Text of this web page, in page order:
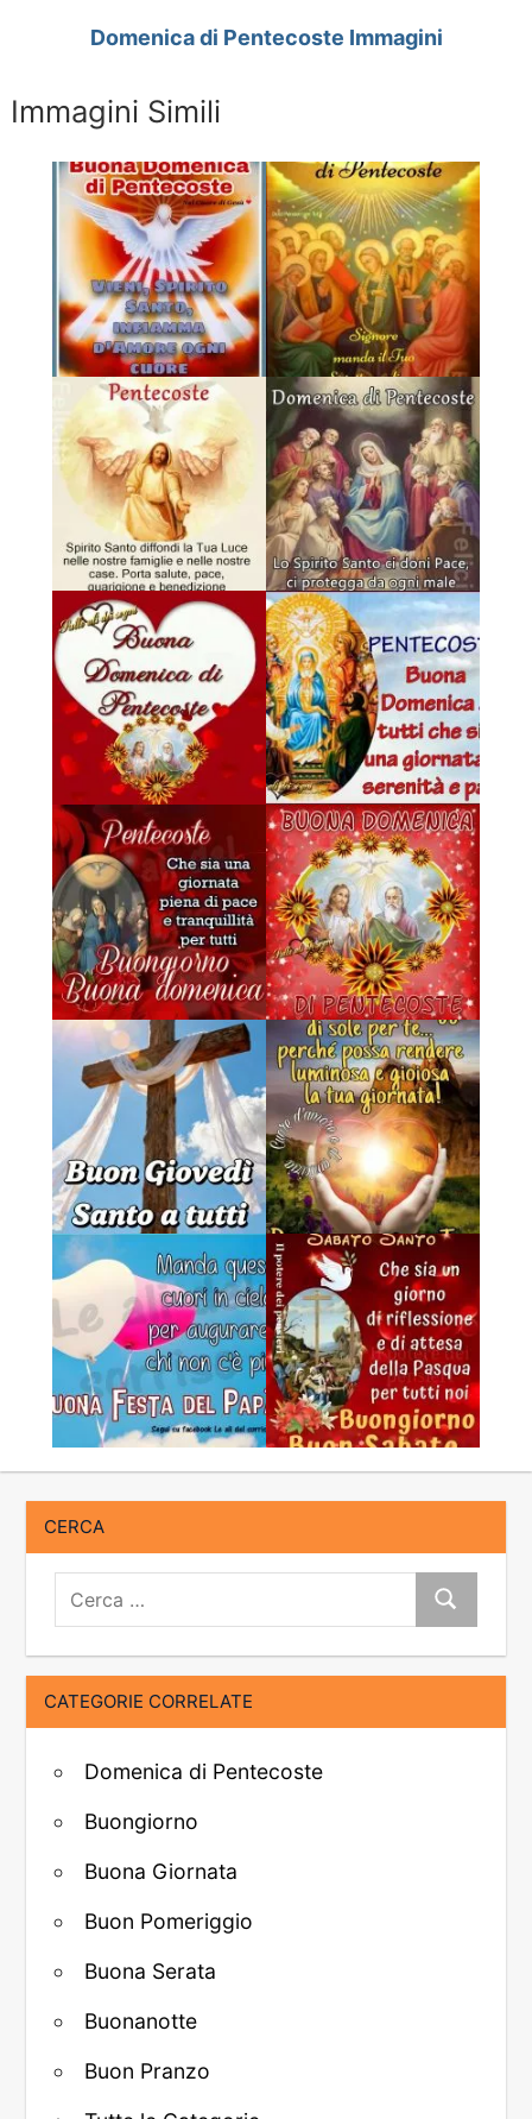
Domenica di Pentecoste Immagini
Immagini Simili
CERCA
Cerca:
Cerca
CATEGORIE CORRELATE
Domenica di Pentecoste
Buongiorno
Buona Giornata
Buon Pomeriggio
Buona Serata
Buonanotte
Buon Pranzo